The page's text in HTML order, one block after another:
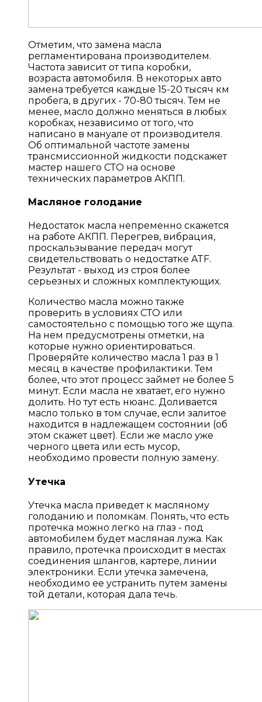
Отметим, что замена масла
регламентирована производителем.
Частота зависит от типа коробки,
возраста автомобиля. В некоторых авто
замена требуется каждые 15-20 тысяч км
пробега, в других - 70-80 тысяч. Тем не
менее, масло должно меняться в любых
коробках, независимо от того, что
написано в мануале от производителя.
Об оптимальной частоте замены
трансмиссионной жидкости подскажет
мастер нашего СТО на основе
технических параметров АКПП.
Масляное голодание
Недостаток масла непременно скажется
на работе АКПП. Перегрев, вибрация,
проскальзывание передач могут
свидетельствовать о недостатке ATF.
Результат - выход из строя более
серьезных и сложных комплектующих.
Количество масла можно также
проверить в условиях СТО или
самостоятельно с помощью того же щупа.
На нем предусмотрены отметки, на
которые нужно ориентироваться.
Проверяйте количество масла 1 раз в 1
месяц в качестве профилактики. Тем
более, что этот процесс займет не более 5
минут. Если масла не хватает, его нужно
долить. Но тут есть нюанс. Доливается
масло только в том случае, если залитое
находится в надлежащем состоянии (об
этом скажет цвет). Если же масло уже
черного цвета или есть мусор,
необходимо провести полную замену.
Утечка
Утечка масла приведет к масляному
голоданию и поломкам. Понять, что есть
протечка можно легко на глаз - под
автомобилем будет масляная лужа. Как
правило, протечка происходит в местах
соединения шлангов, картере, линии
электроники. Если утечка замечена,
необходимо ее устранить путем замены
той детали, которая дала течь.